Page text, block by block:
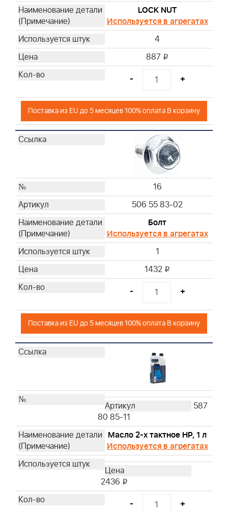
LOCK NUT
Используется в агрегатах
4
887 i
- +
Поставка из EU до 5 месяцев 100% оплата В корзину
16
506 55 83-02
Болт
Используется в агрегатах
1
1432 i
- +
Поставка из EU до 5 месяцев 100% оплата В корзину
587
80 85-11
Масло 2-х тактное HP, 1 л
Используется в агрегатах
2436 i
- +